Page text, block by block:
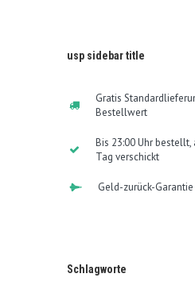
usp sidebar title
Gratis
Bestellwert
Bis 23:00 Uhr
Tag verschickt
Geld-zurück-Garantie
Schlagworte